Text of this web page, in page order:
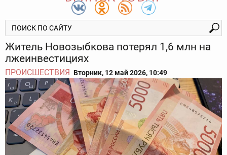
Житель Новозыбкова потерял 1,6 млн на
лжеинвестициях
ПРОИСШЕСТВИЯ Вторник, 12 май 2026, 10:49